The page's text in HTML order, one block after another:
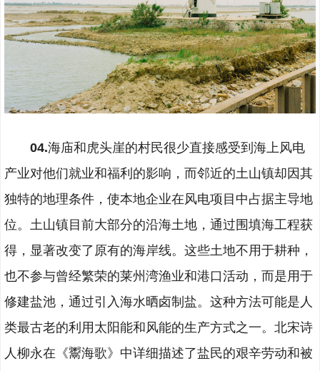
04.海庙和虎头崖的村民很少直接感受到海上风电
产业对他们就业和福利的影响，而邻近的土山镇却因其
独特的地理条件，使本地企业在风电项目中占据主导地
位。土山镇目前大部分的沿海土地，通过围填海工程获
得，显著改变了原有的海岸线。这些土地不用于耕种，
也不参与曾经繁荣的莱州湾渔业和港口活动，而是用于
修建盐池，通过引入海水晒卤制盐。这种方法可能是人
类最古老的利用太阳能和风能的生产方式之一。北宋诗
人柳永在《鬻海歌》中详细描述了盐民的艰辛劳动和被